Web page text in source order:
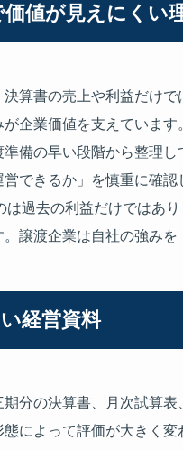
値が見えにくい
算書の売上や利益だけ
企業価値を支えていま
備の早い段階から整理
できるか」を慎重に確
は過去の利益だけではあ
譲渡企業は自社の強み
経営資料
分の決算書、月次試算
によって評価が大きく